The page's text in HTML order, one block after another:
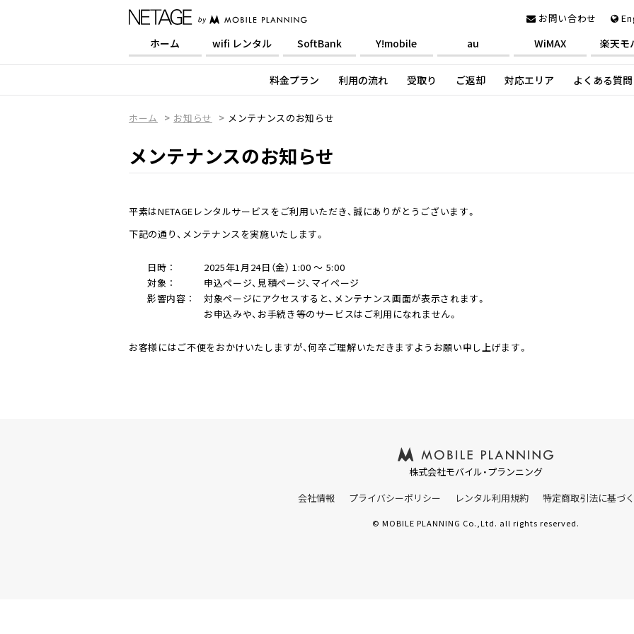
お問い合わせ
ホーム wifi レンタル SoftBank Y!mobile au WiMAX 楽天モ
料金プラン 利用の流れ 受取り ご返却 対応エリア よくある質問
ホーム お知らせ メンテナンスのお知らせ
メンテナンスのお知らせ
平素はNETAGEレンタルサービスをご利用いただき、誠にありがとうございます。
下記の通り、メンテナンスを実施いたします。
日時 ：
2025年1月24日（金） 1:00 ～ 5:00
対象 ：
申込ページ、見積ページ、マイページ
影響内容 ：
対象ページにアクセスすると、メンテナンス画面が表示されます。
お申込みや、お手続き等のサービスはご利用になれません。
お客様にはご不便をおかけいたしますが、何卒ご理解いただきますようお願い申し上げます。
株式会社モバイル・プランニング
会社情報
プライバシーポリシー レンタル利用規約 特定商取引法に基づ
© MOBILE PLANNING Co.,Ltd. all rights reserved.